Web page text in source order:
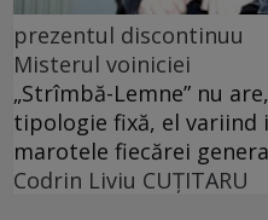
prezentul discontinuu
Misterul voiniciei
„Strîmbă-Lemne” nu
tipologie fixă, el variind
marotele fiecărei
Codrin Liviu CUŢITARU